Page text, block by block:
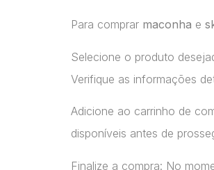
Para comprar maconha e
Selecione o produto
Verifique as informações
Adicione ao carrinho de
disponíveis antes de
Finalize a compra: No